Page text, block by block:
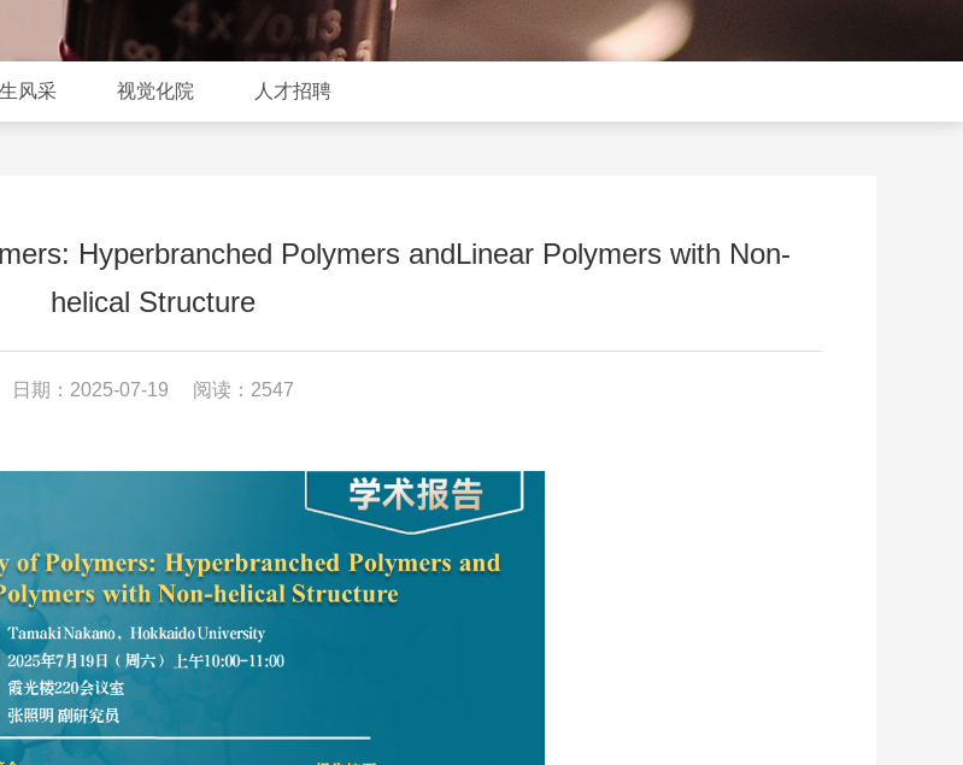
风采 视觉化院 人才招聘
Hyperbranched Polymers andLinear Polymers with Non-
helical Structure
日期：2025-07-19 阅读：2547